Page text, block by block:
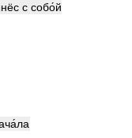
с собо́й